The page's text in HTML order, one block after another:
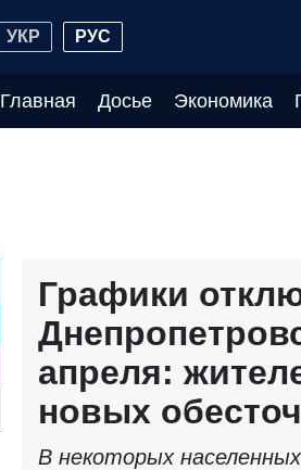
УКР РУС
Главная Досье Экономика
Графики
апреля:
новых
В некоторых